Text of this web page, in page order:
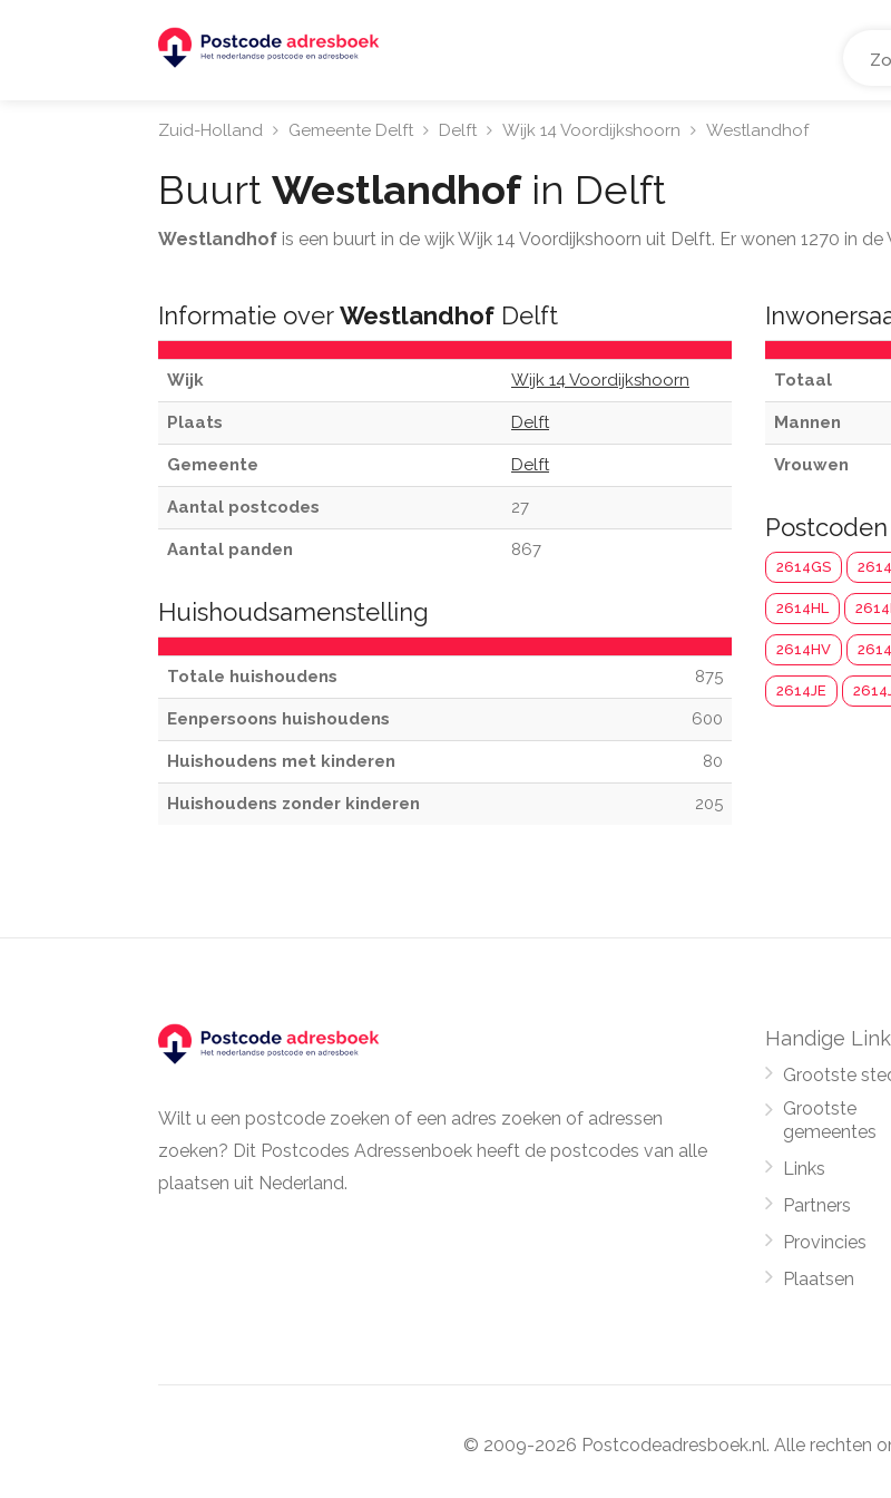
Zuid-Holland Gemeente Delft Delft Wijk 14 Voordijkshoorn Westlandhof
Buurt Westlandhofin Delft
Westlandhof is een buurt in de wijk Wijk 14 Voordijkshoorn uit Delft. Er wonen 1270 in
Informatie overWestlandhof Delft
Wijk Wijk 14 Voordijkshoorn
Plaats Delft
Gemeente Delft
Aantal postcodes 27
Aantal panden 867
Huishoudsamenstelling
Totale huishoudens 875
Eenpersoons huishoudens 600
Huishoudens met kinderen 80
Huishoudens zonder kinderen 205
Totaal
Mannen
Vrouwen
2614GS
2614HL
2614HV
2614JE
Wilt u een postcode zoeken of een adres zoeken of adressen
zoeken? Dit Postcodes Adressenboek heeft de postcodes van alle
plaatsen uit Nederland.
Handige
Grootste
Grootste
gemeentes
Links
Partners
Provincies
Plaatsen
© 2009-2026 Postcodeadresboek.nl. Alle rechten